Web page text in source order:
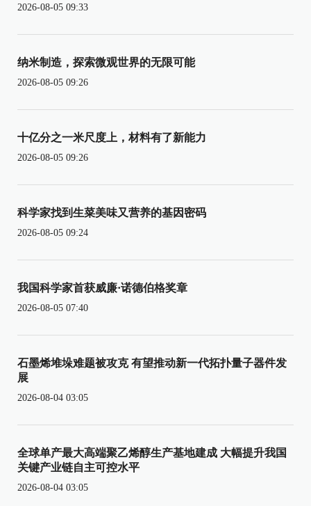
2026-08-05 09:33
纳米制造，探索微观世界的无限可能
2026-08-05 09:26
十亿分之一米尺度上，材料有了新能力
2026-08-05 09:26
科学家找到生菜美味又营养的基因密码
2026-08-05 09:24
我国科学家首获威廉·诺德伯格奖章
2026-08-05 07:40
石墨烯堆垛难题被攻克 有望推动新一代拓扑量子器件发
展
2026-08-04 03:05
全球单产最大高端聚乙烯醇生产基地建成 大幅提升我国
关键产业链自主可控水平
2026-08-04 03:05